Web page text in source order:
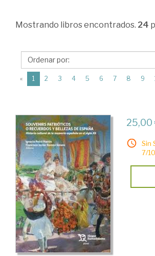
Ciencias
>
Historia
de
>
Edad
Contemporánea
>
La
cultura
y
la
ciencia
Mostrando libros encontrados. 24
« 1 (current)
2 3 4 5 6 7 8 9
25,00
Sin
7/